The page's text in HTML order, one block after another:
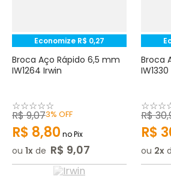
Economize R$ 0,27
Broca Aço Rápido 6,5 mm
IW1264 Irwin
☆☆☆☆☆
R$9,073% OFF
R$ 8,80 no Pix
ou 1 de R$ 9,07
Broca
☆☆☆
R$30,
R$
ou 2